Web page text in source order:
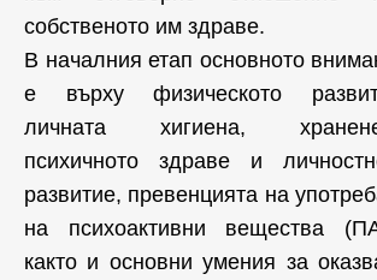
собственото им здраве.
В началния етап основното
е върху физическото
личната хигиена,
психичното здраве и
развитие, превенцията на
на психоактивни вещества
както и основни умения за